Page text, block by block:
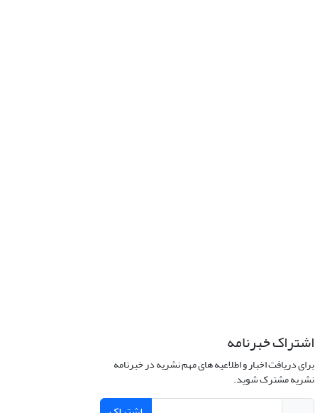
اشتراک خبرنامه
برای دریافت اخبار و اطلاعیه های مهم نشریه در خبرنامه
نشریه مشترک شوید.